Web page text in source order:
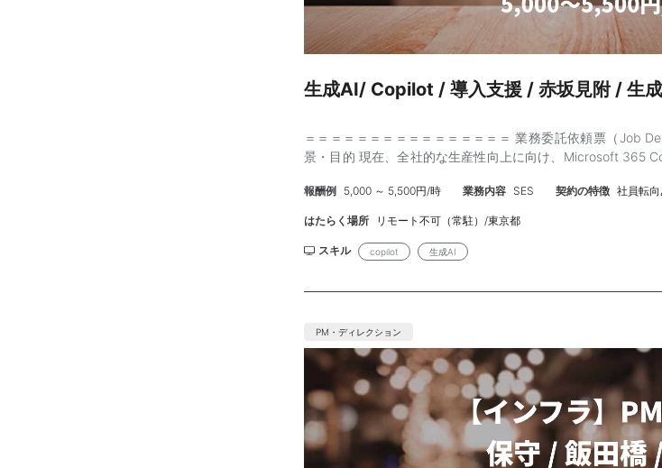
生成AI/ Copilot / 導入支援 / 赤坂見附 / 生
＝＝＝＝＝＝＝＝＝＝＝＝＝＝＝＝ 業務委託依頼票（Job
景・目的 現在、全社的な生産性向上に向け、Microsoft 365
「本当に実務で使えるユースケース」の確立が急務となって
プトの活用法については、現在各部門が独自（個別）に進め
ス創出、eラーニング含む教材作成、研修講師までをハンズオ
門固有の業務に特化したCopilot活用（オーダー型研修）の調
門調整業務をお任せします。 • 当社のO365 Copilotユースケ
リティ制約（外部連携の制限、他AIとの使い分け等）を
PowerPoint、Teams等における実務直結型のCopilot活用シナ
部門の生成AI教育の調整・共通化（ハブ機能） o 各部門の
り、現在の取り組みや成果、部門特有の課題をヒアリング
「O365 Copilot基礎・実践eラーニング教材」として統合・
「オーダー型Copilot研修」の企画・個別最適化の調整 • eラー
全社員向けeラーニング（需要多）の構成案作成、資料（スラ
報酬例 5,000 ～ 5,500円/時 業務内容 SES 契約の特徴 社員転向
はたらく場所 リモート不可（常駐）/東京都
スキル copilot 生成AI
PM・ディレクション